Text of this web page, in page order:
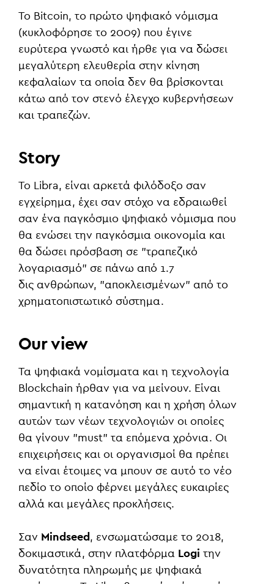
Το Bitcoin, το πρώτο ψηφιακό νόμισμα
(κυκλοφόρησε το 2009) που έγινε
ευρύτερα γνωστό και ήρθε για να δώσει
μεγαλύτερη ελευθερία στην κίνηση
κεφαλαίων τα οποία δεν θα βρίσκονται
κάτω από τον στενό έλεγχο κυβερνήσεων
και τραπεζών.
Story
To Libra, είναι αρκετά φιλόδοξο σαν
εγχείρημα, έχει σαν στόχο να εδραιωθεί
σαν ένα παγκόσμιο ψηφιακό νόμισμα που
θα ενώσει την παγκόσμια οικονομία και
θα δώσει πρόσβαση σε "τραπεζικό
λογαριασμό" σε πάνω από 1.7
δις ανθρώπων, "αποκλεισμένων" από το
χρηματοπιστωτικό σύστημα.
Our view
Τα ψηφιακά νομίσματα και η τεχνολογία
Blockchain ήρθαν για να μείνουν. Είναι
σημαντική η κατανόηση και η χρήση όλων
αυτών των νέων τεχνολογιών οι οποίες
θα γίνουν "must" τα επόμενα χρόνια. Οι
επιχειρήσεις και οι οργανισμοί θα πρέπει
να είναι έτοιμες να μπουν σε αυτό το νέο
πεδίο το οποίο φέρνει μεγάλες ευκαιρίες
αλλά και μεγάλες προκλήσεις.
Σαν Mindseed , ενσωματώσαμε το 2018,
δοκιμαστικά, στην πλατφόρμα Logi την
δυνατότητα πληρωμής με ψηφιακά